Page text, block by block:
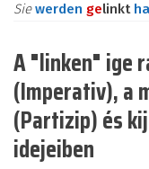
Siewerden gelinkt
A "linken" ige
(Imperativ), a
(Partizip) és
idejeiben